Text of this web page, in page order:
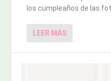
los cumpleaños de las
LEER MÁS